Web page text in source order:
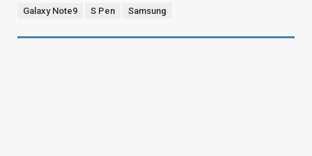
Galaxy Note9 S Pen Samsung